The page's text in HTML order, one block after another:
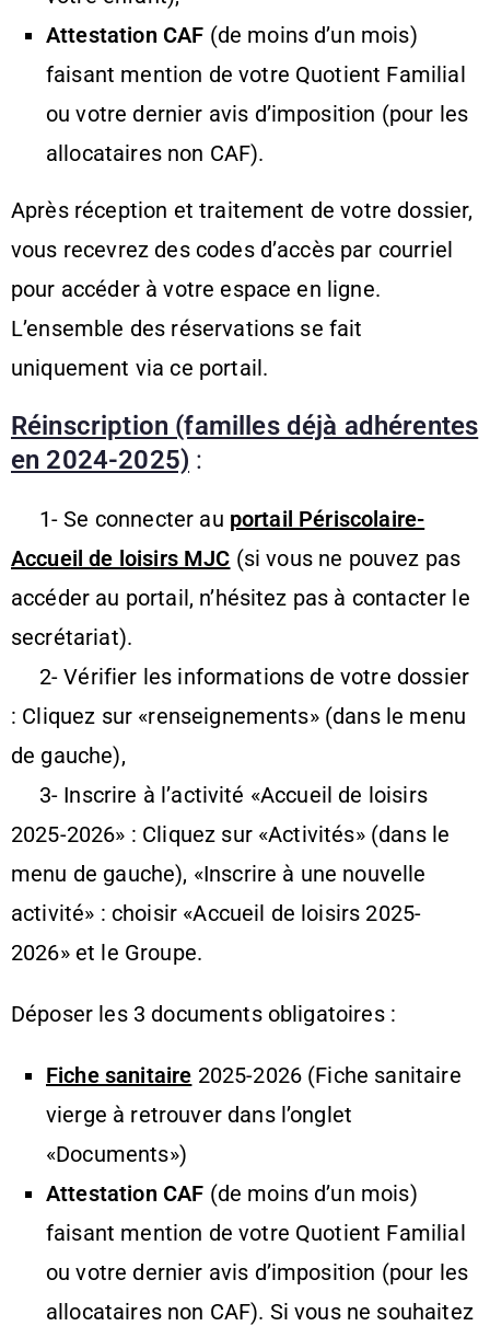
Attestation CAF (de moins d’un mois)
faisant mention de votre Quotient Familial
ou votre dernier avis d’imposition (pour les
allocataires non CAF).
Après réception et traitement de votre dossier,
vous recevrez des codes d’accès par courriel
pour accéder à votre espace en ligne.
L’ensemble des réservations se fait
uniquement via ce portail.
Réinscription (familles déjà adhérentes
en 2024-2025) :
1- Se connecter au portail Périscolaire-
Accueil de loisirs MJC (si vous ne pouvez pas
accéder au portail, n’hésitez pas à contacter le
secrétariat).
2- Vérifier les informations de votre dossier
: Cliquez sur «renseignements» (dans le menu
de gauche),
3- Inscrire à l’activité «Accueil de loisirs
2025-2026» : Cliquez sur «Activités» (dans le
menu de gauche), «Inscrire à une nouvelle
activité» : choisir «Accueil de loisirs 2025-
2026» et le Groupe.
Déposer les 3 documents obligatoires :
Fiche sanitaire 2025-2026 (Fiche sanitaire
vierge à retrouver dans l’onglet
«Documents»)
Attestation CAF (de moins d’un mois)
faisant mention de votre Quotient Familial
ou votre dernier avis d’imposition (pour les
allocataires non CAF). Si vous ne souhaitez